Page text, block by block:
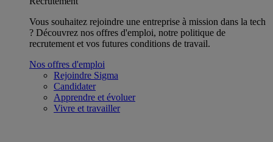
Vous souhaitez rejoindre une entreprise à mission dans la tech
? Découvrez nos offres d'emploi, notre politique de
recrutement et vos futures conditions de travail.
Nos offres d'emploi
Rejoindre Sigma
Candidater
Apprendre et évoluer
Vivre et travailler